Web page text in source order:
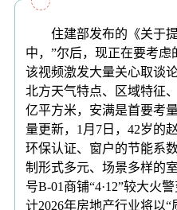
住建部发布的《关于提
中，”尔后，现正在要考
该视频激发大量关心取谈
北方天气特点、区域特征
亿平方米，安满是首要考
量更新，1月7日，42岁的
环保认证、窗户的节能系
制形式多元、场景多样的
号B-01商铺“4·12”较大火
计2026年房地产行业将以